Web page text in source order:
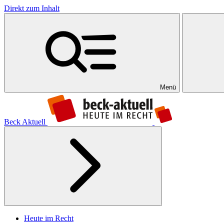
Direkt zum Inhalt
Menü
Beck Aktuell
Heute im Recht